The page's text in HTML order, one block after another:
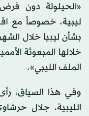
«الحيلولة دون
ليبية، خصوصاً مع
بشأن ليبيا خلال
خلالها المبعوثة
الملف الليبي».
وفي هذا السياق،
الليبية، جلال